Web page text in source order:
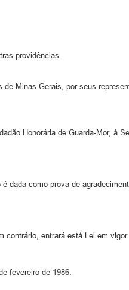
providências.
de Minas Gerais, por seus
Honorária de Guarda-Mor, à
dada como prova de
contrário, entrará está Lei em
fevereiro de 1986.